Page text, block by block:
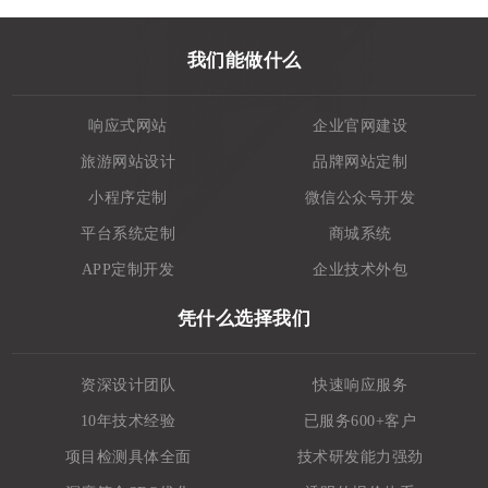
我们能做什么
响应式网站 企业官网建设
旅游网站设计 品牌网站定制
小程序定制 微信公众号开发
平台系统定制 商城系统
APP定制开发 企业技术外包
凭什么选择我们
资深设计团队 快速响应服务
10年技术经验 已服务600+客户
项目检测具体全面 技术研发能力强劲